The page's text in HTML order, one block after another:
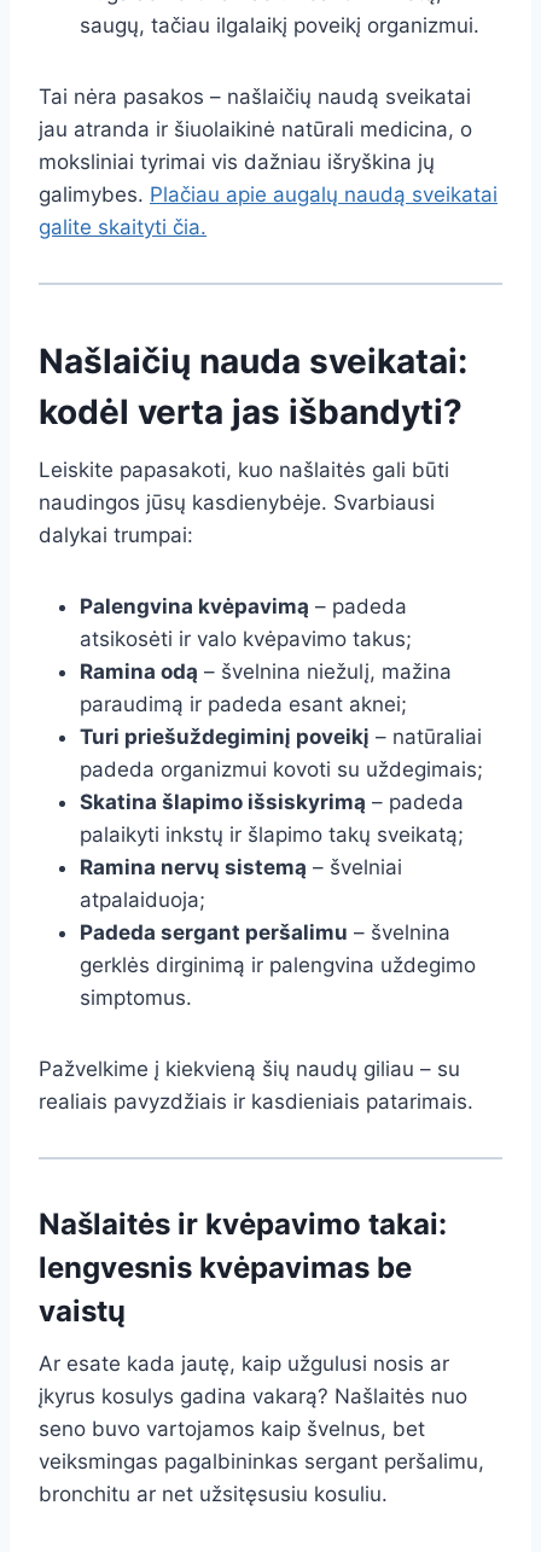
saugų, tačiau ilgalaikį poveikį organizmui.
Tai nėra pasakos – našlaičių naudą sveikatai
jau atranda ir šiuolaikinė natūrali medicina, o
moksliniai tyrimai vis dažniau išryškina jų
galimybes. Plačiau apie augalų naudą sveikatai
galite skaityti čia.
Našlaičių nauda sveikatai:
kodėl verta jas išbandyti?
Leiskite papasakoti, kuo našlaitės gali būti
naudingos jūsų kasdienybėje. Svarbiausi
dalykai trumpai:
Palengvina kvėpavimą – padeda
atsikosėti ir valo kvėpavimo takus;
Ramina odą – švelnina niežulį, mažina
paraudimą ir padeda esant aknei;
Turi priešuždegiminį poveikį – natūraliai
padeda organizmui kovoti su uždegimais;
Skatina šlapimo išsiskyrimą – padeda
palaikyti inkstų ir šlapimo takų sveikatą;
Ramina nervų sistemą – švelniai
atpalaiduoja;
Padeda sergant peršalimu – švelnina
gerklės dirginimą ir palengvina uždegimo
simptomus.
Pažvelkime į kiekvieną šių naudų giliau – su
realiais pavyzdžiais ir kasdieniais patarimais.
Našlaitės ir kvėpavimo takai:
lengvesnis kvėpavimas be
vaistų
Ar esate kada jautę, kaip užgulusi nosis ar
įkyrus kosulys gadina vakarą? Našlaitės nuo
seno buvo vartojamos kaip švelnus, bet
veiksmingas pagalbininkas sergant peršalimu,
bronchitu ar net užsitęsusiu kosuliu.